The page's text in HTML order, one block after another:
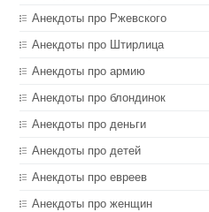
Анекдоты про Ржевского
Анекдоты про Штирлица
Анекдоты про армию
Анекдоты про блондинок
Анекдоты про деньги
Анекдоты про детей
Анекдоты про евреев
Анекдоты про женщин